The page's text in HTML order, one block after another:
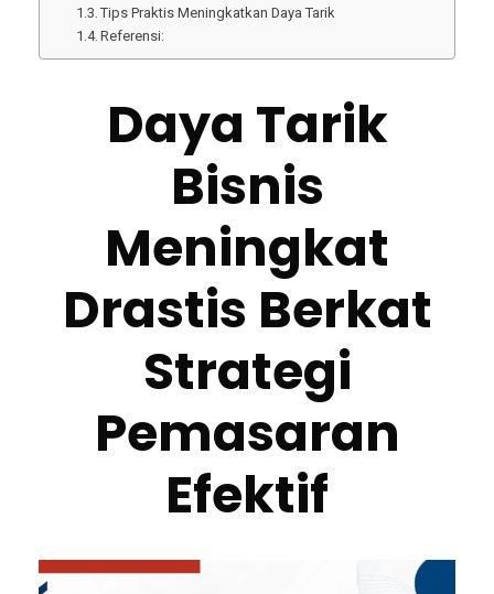
Tips Praktis Meningkatkan Daya Tarik
Referensi:
Daya Tarik
Bisnis
Meningkat
Drastis Berkat
Strategi
Pemasaran
Efektif